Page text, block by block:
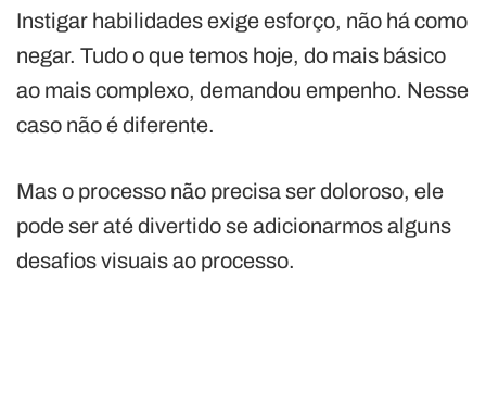
Instigar habilidades exige esforço, não há como
negar. Tudo o que temos hoje, do mais básico
ao mais complexo, demandou empenho. Nesse
caso não é diferente.
Mas o processo não precisa ser doloroso, ele
pode ser até divertido se adicionarmos alguns
desafios visuais ao processo.